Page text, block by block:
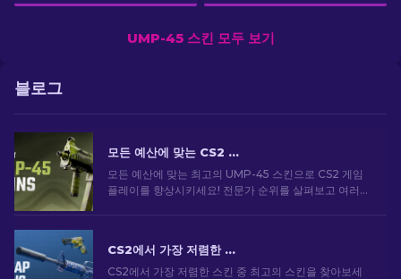
UMP-45 스킨 모두 보기
블로그
모든 예산에 맞는 CS2 최고의 UMP-45 스킨 [2026]
모든 예산에 맞는 최고의 UMP-45 스킨으로 CS2 게임
플레이를 향상시키세요! 전문가 순위를 살펴보고 여러분
CS2에서 가장 저렴한 스킨 [2026]
CS2에서 가장 저렴한 스킨 중 최고의 스킨을 찾아보세